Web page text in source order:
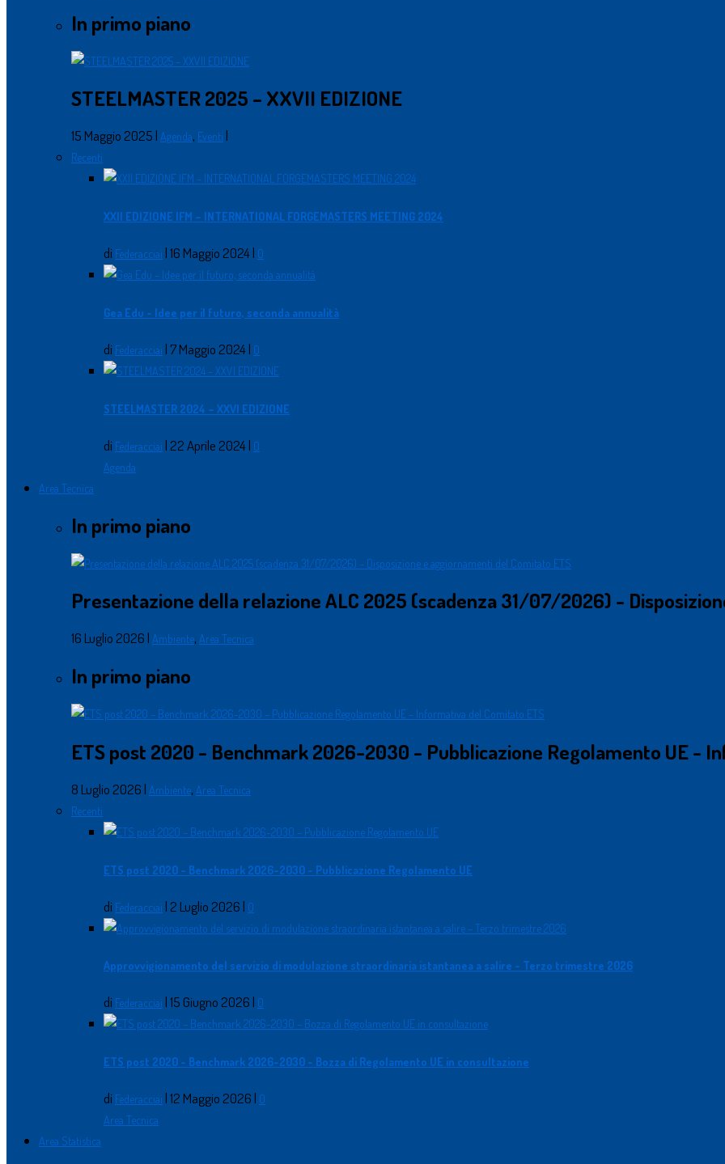
In primo piano
STEELMASTER 2025 – XXVII EDIZIONE
15 Maggio 2025 | Agenda, Eventi |
Recenti
XXII EDIZIONE IFM – INTERNATIONAL FORGEMASTERS MEETING 2024
di Federacciai |16 Maggio 2024| 0
Gea Edu - Idee per il futuro, seconda annualità
di Federacciai | 7 Maggio 2024| 0
STEELMASTER 2024 – XXVI EDIZIONE
di Federacciai | 22 Aprile 2024| 0
Agenda
Area Tecnica
In primo piano
Presentazione della relazione ALC 2025 (scadenza 31/07/2026) -
16 Luglio 2026 | Ambiente, Area Tecnica
In primo piano
ETS post 2020 - Benchmark 2026-2030 - Pubblicazione Regolamento UE -
8 Luglio 2026 | Ambiente, Area Tecnica
Recenti
ETS post 2020 - Benchmark 2026-2030 - Pubblicazione Regolamento UE
di Federacciai | 2 Luglio 2026 | 0
Approvvigionamento del servizio di modulazione straordinaria istantanea a salire - Terzo trimestre 2026
di Federacciai |15 Giugno 2026 | 0
ETS post 2020 - Benchmark 2026-2030 - Bozza di Regolamento UE in consultazione
di Federacciai |12 Maggio 2026 | 0
Area Tecnica
Area Statistica